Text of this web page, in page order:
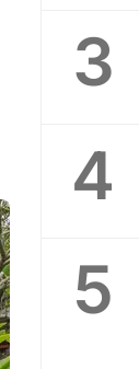
3
4
5